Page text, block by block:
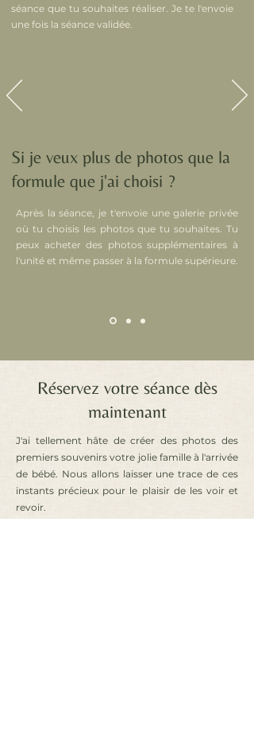
séance que tu souhaites réaliser. Je te l'envoie
une fois la séance validée.
Si je veux plus de photos que la
formule que j'ai choisi ?
Après la séance, je t'envoie une galerie privée
où tu choisis les photos que tu souhaites. Tu
peux acheter des photos supplémentaires à
l'unité et même passer à la formule supérieure.
Réservez votre séance dès
maintenant
J'ai tellement hâte de créer des photos des
premiers souvenirs votre jolie famille à l'arrivée
de bébé. Nous allons laisser une trace de ces
instants précieux pour le plaisir de les voir et
revoir.